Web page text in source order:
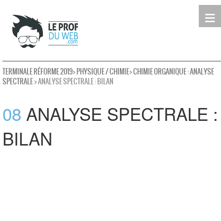
≡
leProfDuWeb
Seconde
Première
Terminale
Rechercher
TERMINALE RÉFORME 2019>PHYSIQUE / CHIMIE>CHIMIE ORGANIQUE : ANALYSE
SPECTRALE> ANALYSE SPECTRALE : BILAN
08 ANALYSE SPECTRALE :
BILAN